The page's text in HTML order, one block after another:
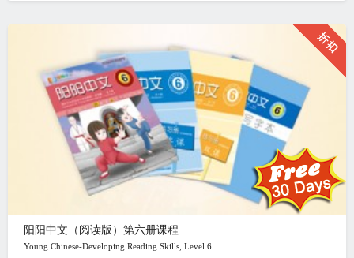
阳阳中文（阅读版）第六册课程
Young Chinese-Developing Reading Skills, Level 6